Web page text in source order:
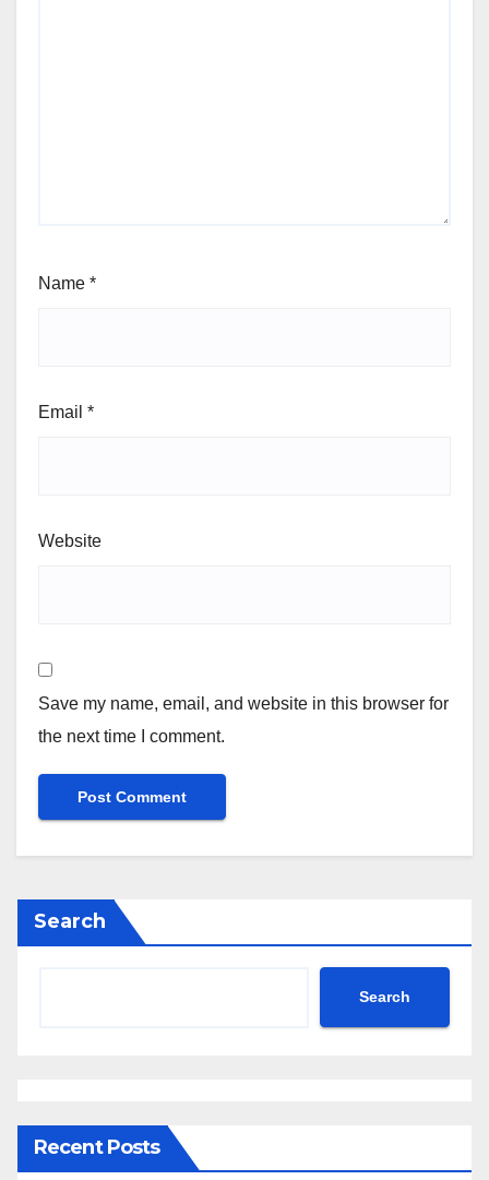
Name *
Email *
Website
Save my name, email, and website in this browser for
the next time I comment.
Search
Search
Recent Posts